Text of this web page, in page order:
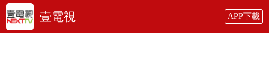
壹電視 APP下載